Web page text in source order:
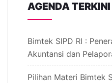
AGENDA TERKINI
Bimtek SIPD RI :
Akuntansi dan
Pilihan Materi Bimtek